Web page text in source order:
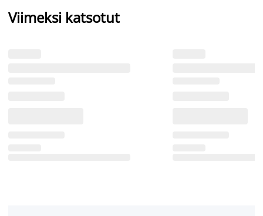
Viimeksi katsotut